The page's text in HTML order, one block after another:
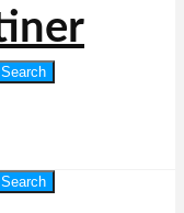
Search
Search